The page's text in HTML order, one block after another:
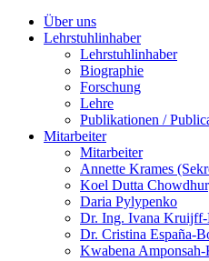
Über uns
Lehrstuhlinhaber
Lehrstuhlinhaber
Biographie
Forschung
Lehre
Publikationen /
Mitarbeiter
Mitarbeiter
Annette Krames
Koel Dutta
Daria Pylypenko
Dr. Ing. Ivana
Dr. Cristina España-
Kwabena